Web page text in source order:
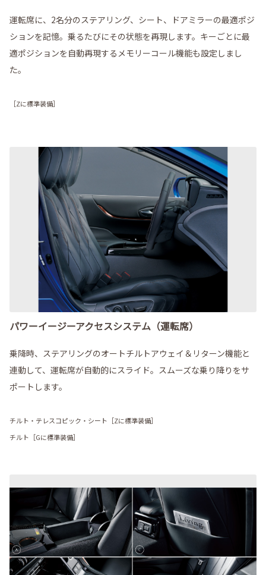
運転席に、2名分のステアリング、シート、ドアミラーの最適ポジ
ションを記憶。乗るたびにその状態を再現します。キーごとに最
適ポジションを自動再現するメモリーコール機能も設定しまし
た。
［Zに標準装備］
パワーイージーアクセスシステム（運転席）
乗降時、ステアリングのオートチルトアウェイ＆リターン機能と
連動して、運転席が自動的にスライド。スムーズな乗り降りをサ
ポートします。
チルト・テレスコピック・シート［Zに標準装備］
チルト［Gに標準装備］